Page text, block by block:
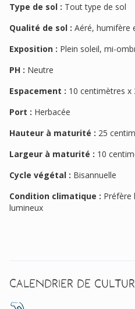
Type de sol : Tout type de sol
Qualité de sol : Aéré, humifère
Exposition : Plein soleil, mi-
PH : Neutre
Espacement : 10 centimètres x
Port : Herbacée
Hauteur à maturité : 25
Largeur à maturité : 10
Cycle végétal : Bisannuelle
Condition climatique : Préfère
lumineux
Calendrier de